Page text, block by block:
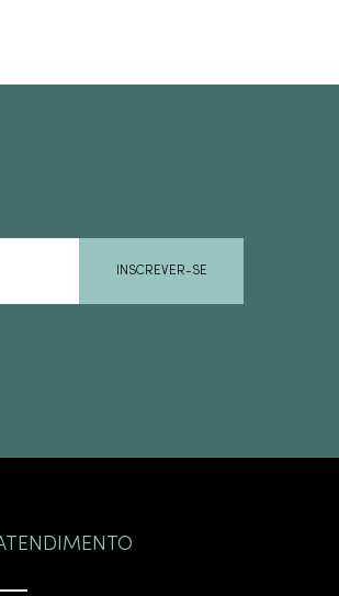
INSCREVER-SE